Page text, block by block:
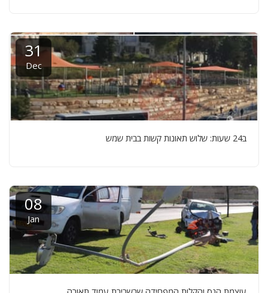
31
Dec
ב24 שעות: שלוש תאונות קשות בבית שמש
08
Jan